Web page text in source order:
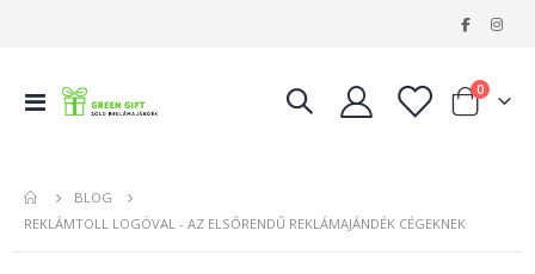
Navigáció
Kosár
0tételeket
BLOG
REKLÁMTOLL LOGÓVAL - AZ ELSŐRENDŰ REKLÁMAJÁNDÉK CÉGEKNEK